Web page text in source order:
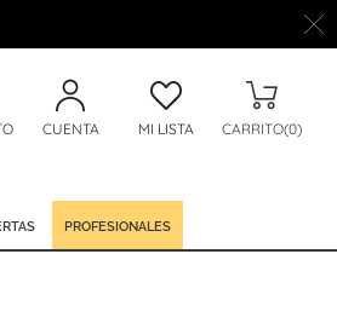
CUENTA MI LISTA CARRITO(0)
PROFESIONALES